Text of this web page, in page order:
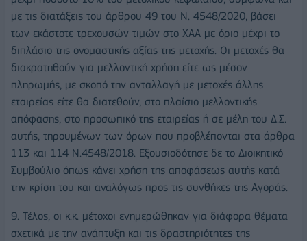
με τις διατάξεις του άρθρου 49 του Ν. 4548/2020, βάσει
των εκάστοτε τρεχουσών τιμών στο ΧΑΑ με όριο μέχρι το
διπλάσιο της ονομαστικής αξίας της μετοχής. Οι μετοχές θα
διακρατηθούν για μελλοντική χρήση είτε ως μέσον
πληρωμής, με σκοπό την ανταλλαγή με μετοχές άλλης
εταιρείας είτε θα διατεθούν, στο πλαίσιο μελλοντικής
απόφασης, στο προσωπικό της εταιρείας ή σε μέλη του Δ.Σ.
αυτής, τηρουμένων των όρων που προβλέπονται στα άρθρα
113 και 114 Ν.4548/2018. Εξουσιοδότησε δε το Διοικητικό
Συμβούλιο όπως κάνει χρήση της αποφάσεως αυτής κατά
την κρίση του και αναλόγως προς τις συνθήκες της Αγοράς.
9. Τέλος, οι κ.κ. μέτοχοι ενημερώθηκαν για διάφορα θέματα
σχετικά με την ανάπτυξη και τις δραστηριότητες της